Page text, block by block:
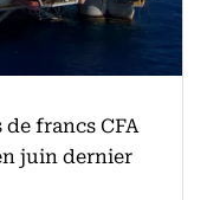
francs CFA
juin dernier